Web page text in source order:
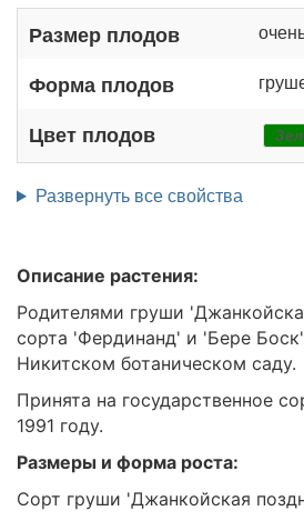
Размер плодов
Форма плодов
Цвет плодов
Развернуть все свойства
Описание растения:
Родителями груши
сорта 'Фердинанд' и 'Бере
Никитском ботаническом саду.
Принята на государственное
1991 году.
Размеры и форма роста:
Сорт груши 'Джанкойская